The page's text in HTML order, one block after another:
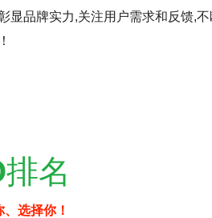
显品牌实力,关注用户需求和反馈,
排名
选择你！